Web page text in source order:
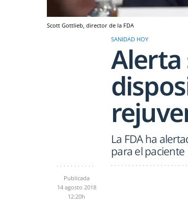
Scott Gottlieb, director de la FDA
SANIDAD HOY
Alerta
La FDA ha
para el paciente
Publicada
14 agosto 2018
12:20h